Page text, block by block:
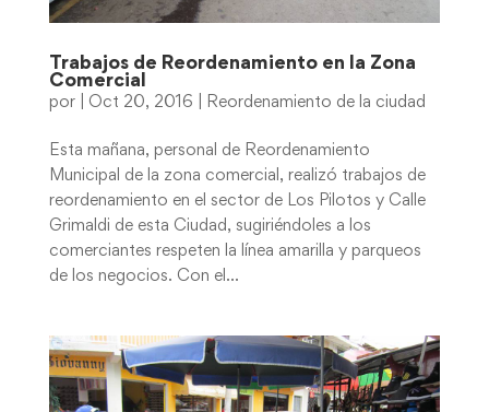
Trabajos de Reordenamiento en la Zona
Comercial
por Oct 20, 2016 Reordenamiento de la ciudad
Esta mañana, personal de Reordenamiento
Municipal de la zona comercial, realizó trabajos de
reordenamiento en el sector de Los Pilotos y Calle
Grimaldi de esta Ciudad, sugiriéndoles a los
comerciantes respeten la línea amarilla y parqueos
de los negocios. Con el...